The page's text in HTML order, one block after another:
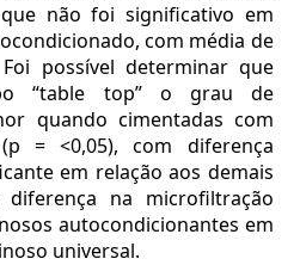
não foi significativo em
com média de
Foi possível determinar que
“table top” o grau de
quando cimentadas com
= <0,05), com diferença
em relação aos demais
na microfiltração
autocondicionantes em
universal.